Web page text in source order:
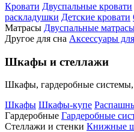
Кровати Двуспальные кровати
раскладушки Детские кровати
Матрасы Двуспальные
Другое для сна Аксессуары
Шкафы и стеллажи
Шкафы, гардеробные системы,
Шкафы Шкафы-купе
Гардеробные Гардеробные
Стеллажи и стенки Книжные